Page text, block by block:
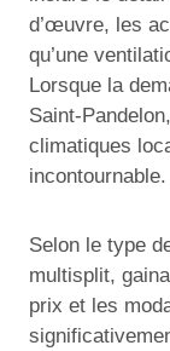
d’œuvre, les
qu’une
Lorsque la
Saint-
climatiques
incontournable.
Selon le type
multisplit,
prix et les